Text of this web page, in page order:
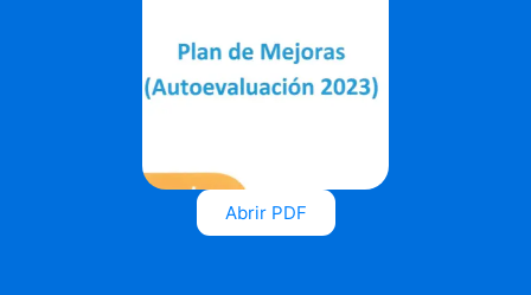
Abrir PDF